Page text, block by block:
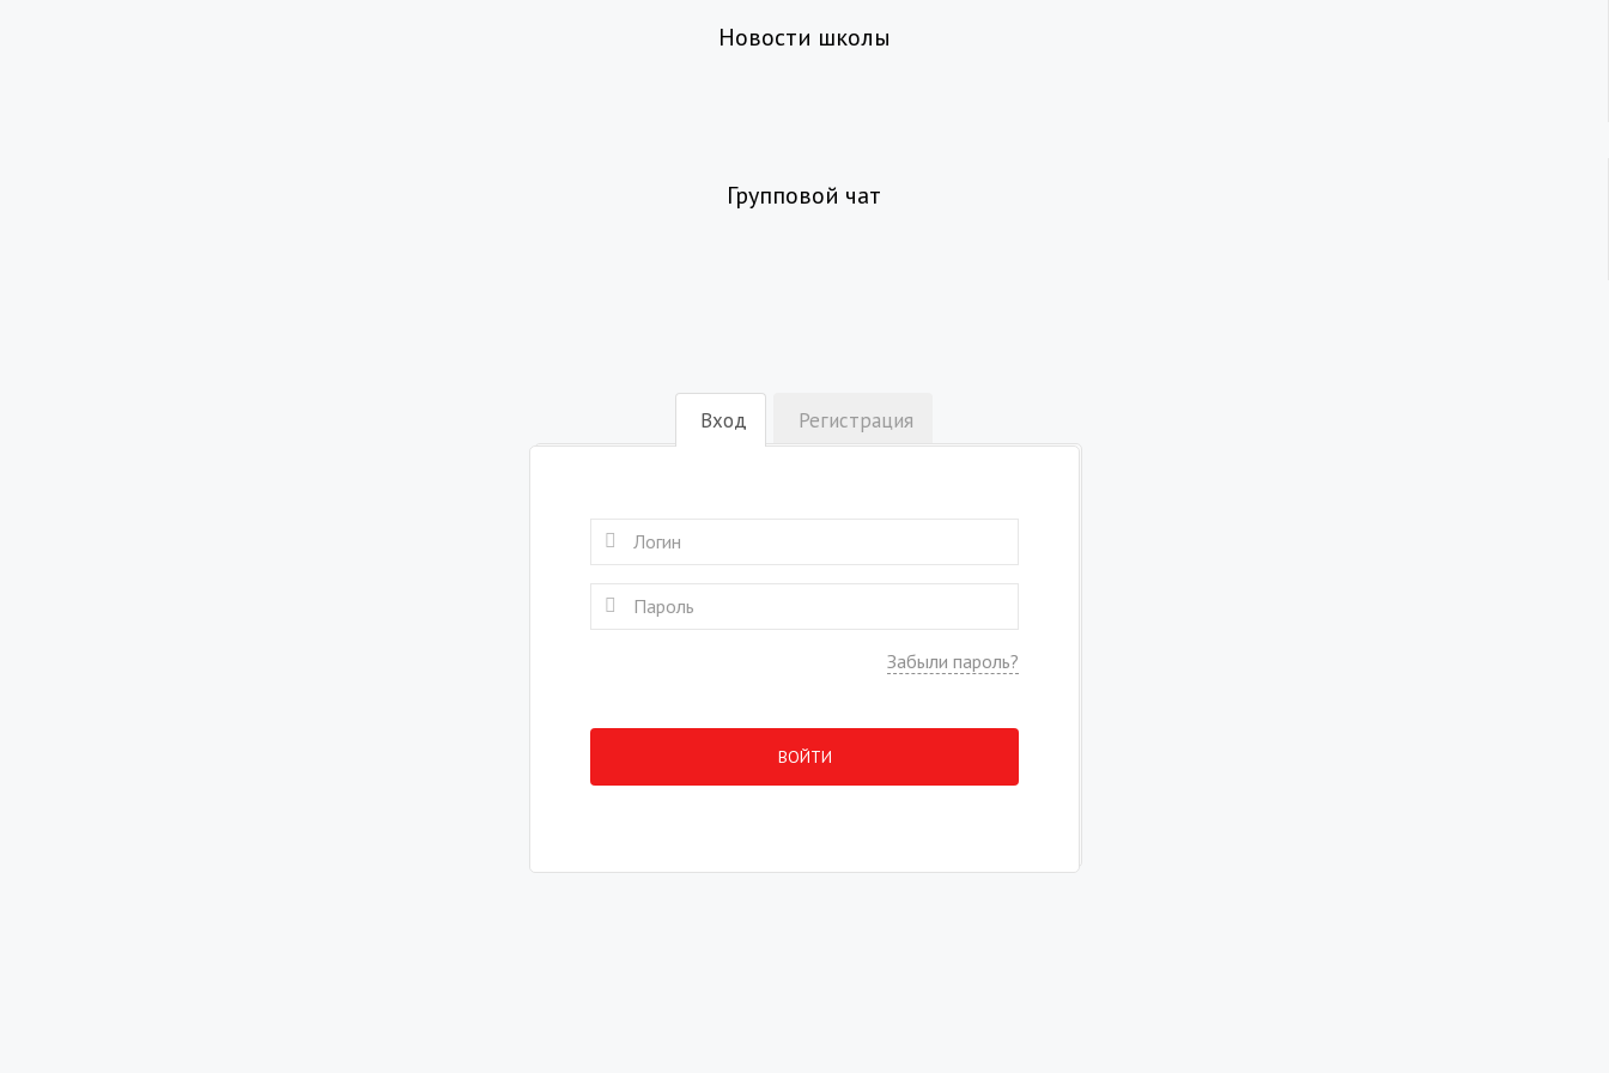
Новости школы
Групповой чат
Вход Регистрация
Забыли пароль?
ВОЙТИ